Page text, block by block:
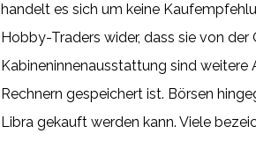
handelt es sich um keine
Hobby-Traders wider, dass sie von
Kabineninnenausstattung sind
Rechnern gespeichert ist. Börsen
Libra gekauft werden kann. Viele